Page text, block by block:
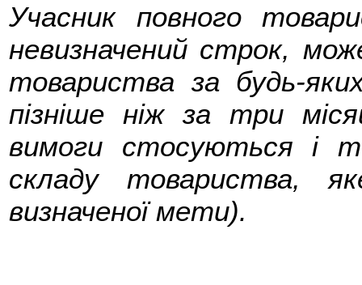
Учасник повного
невизначений строк,
товариства за будь-
пізніше ніж за три
вимоги стосуються і
складу товариства,
визначеної мети).